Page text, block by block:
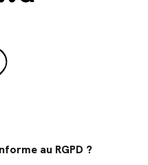
au RGPD ?